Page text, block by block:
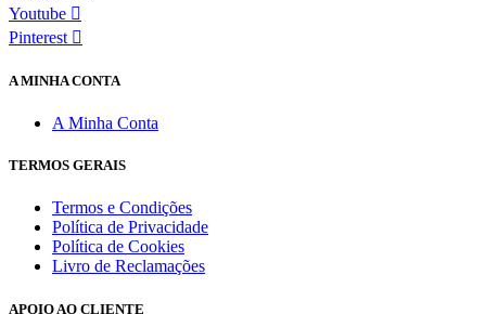
Youtube
Pinterest
A MINHA CONTA
A Minha Conta
TERMOS GERAIS
Termos e Condições
Política de Privacidade
Política de Cookies
Livro de Reclamações
APOIO AO CLIENTE